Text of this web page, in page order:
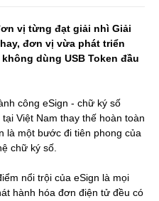
vị từng đạt giải nhì Giải
đơn vị vừa phát triển
dùng USB Token đầu
công eSign - chữ ký số
Việt Nam thay thế hoàn toàn
là một bước đi tiên phong của
chữ ký số.
nổi trội của eSign là mọi
hành hóa đơn điện tử đều có